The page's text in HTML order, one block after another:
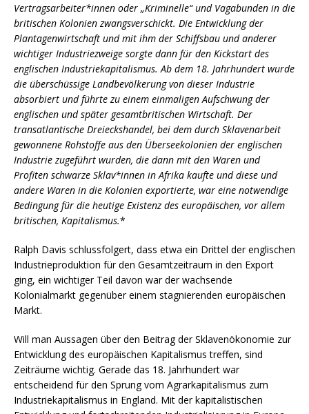
Vertragsarbeiter*innen oder „Kriminelle“ und Vagabunden in die
britischen Kolonien zwangsverschickt. Die Entwicklung der
Plantagenwirtschaft und mit ihm der Schiffsbau und anderer
wichtiger Industriezweige sorgte dann für den Kickstart des
englischen Industriekapitalismus. Ab dem 18. Jahrhundert wurde
die überschüssige Landbevölkerung von dieser Industrie
absorbiert und führte zu einem einmaligen Aufschwung der
englischen und später gesamtbritischen Wirtschaft. Der
transatlantische Dreieckshandel, bei dem durch Sklavenarbeit
gewonnene Rohstoffe aus den Überseekolonien der englischen
Industrie zugeführt wurden, die dann mit den Waren und
Profiten schwarze Sklav*innen in Afrika kaufte und diese und
andere Waren in die Kolonien exportierte, war eine notwendige
Bedingung für die heutige Existenz des europäischen, vor allem
britischen, Kapitalismus.*
Ralph Davis schlussfolgert, dass etwa ein Drittel der englischen
Industrieproduktion für den Gesamtzeitraum in den Export
ging, ein wichtiger Teil davon war der wachsende
Kolonialmarkt gegenüber einem stagnierenden europäischen
Markt.
Will man Aussagen über den Beitrag der Sklavenökonomie zur
Entwicklung des europäischen Kapitalismus treffen, sind
Zeiträume wichtig. Gerade das 18. Jahrhundert war
entscheidend für den Sprung vom Agrarkapitalismus zum
Industriekapitalismus in England. Mit der kapitalistischen